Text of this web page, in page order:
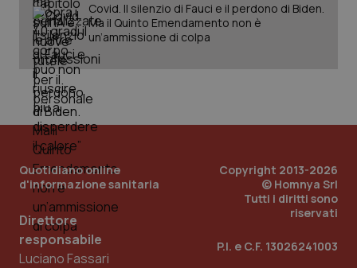
Covid. Il silenzio di Fauci e il perdono di Biden.
Ma il Quinto Emendamento non è
un’ammissione di colpa
Quotidiano online
d'informazione sanitaria
Direttore
responsabile
Luciano Fassari
Copyright 2013-2026
© Homnya Srl
Tutti i diritti sono
riservati
P.I. e C.F. 13026241003